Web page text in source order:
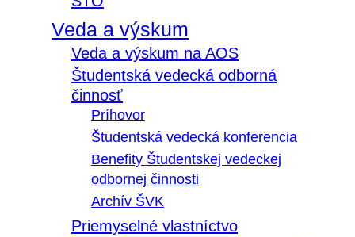
Veda a výskum
Veda a výskum na AOS
Študentská vedecká odborná
činnosť
Príhovor
Študentská vedecká konferencia
Benefity Študentskej vedeckej
odbornej činnosti
Archív ŠVK
Priemyselné vlastníctvo